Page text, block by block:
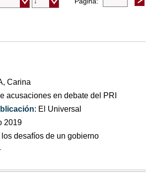
Carina
acusaciones en debate del PRI
: El Universal
2019
los desafíos de un gobierno